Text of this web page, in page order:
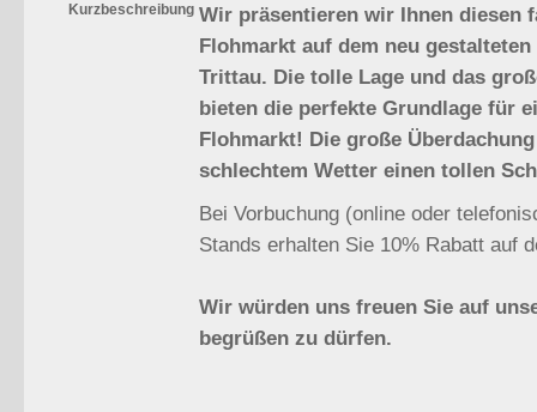
Kurzbeschreibung Wir präsentieren wir Ihnen diesen
Flohmarkt auf dem neu gestalteten
Trittau. Die tolle Lage und das
bieten die perfekte Grundlage für
Flohmarkt! Die große
schlechtem Wetter einen tollen
Bei Vorbuchung (online oder
Stands erhalten Sie 10% Rabatt auf
Wir würden uns freuen Sie auf
begrüßen zu dürfen.